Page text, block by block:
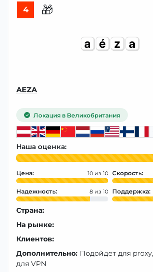
4 🎁
AEZA
Локация в Великобритания
Наша оценка:
Цена: 10 Скорость:
Надежность: 8 Поддержка:
Страна:
На рынке:
Клиентов:
Дополнительно: Подойдет для
для VPN